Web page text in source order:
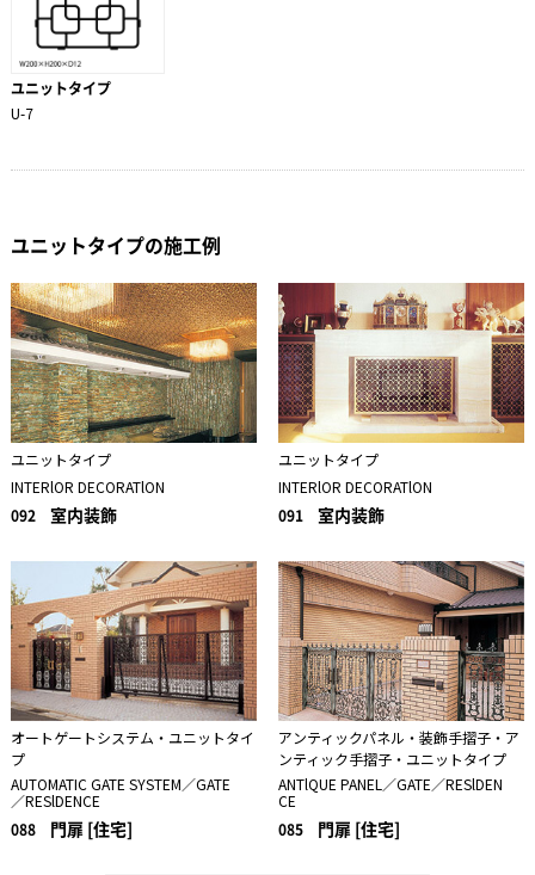
ユニットタイプ
U-7
ユニットタイプの施工例
ユニットタイプ
INTERlOR DECORATlON
092 室内装飾
ユニットタイプ
INTERlOR DECORATlON
091 室内装飾
オートゲートシステム・ユニットタイ
プ
AUTOMATIC GATE SYSTEM／GATE
／RESlDENCE
088 門扉 [住宅]
アンティックパネル・装飾手摺子・ア
ンティック手摺子・ユニットタイプ
ANTlQUE PANEL／GATE／RESlDEN
CE
085 門扉 [住宅]